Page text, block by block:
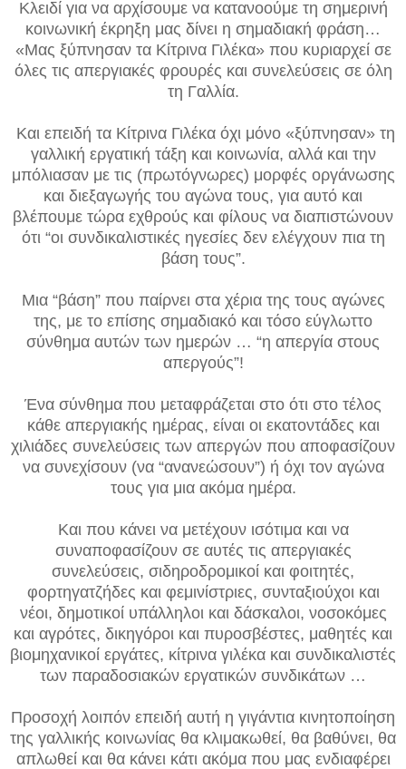
Κλειδί για να αρχίσουμε να κατανοούμε τη σημερινή
κοινωνική έκρηξη μας δίνει η σημαδιακή φράση…
«Μας ξύπνησαν τα Κίτρινα Γιλέκα» που κυριαρχεί σε
όλες τις απεργιακές φρουρές και συνελεύσεις σε όλη
τη Γαλλία.
Και επειδή τα Κίτρινα Γιλέκα όχι μόνο «ξύπνησαν» τη
γαλλική εργατική τάξη και κοινωνία, αλλά και την
μπόλιασαν με τις (πρωτόγνωρες) μορφές οργάνωσης
και διεξαγωγής του αγώνα τους, για αυτό και
βλέπουμε τώρα εχθρούς και φίλους να διαπιστώνουν
ότι “οι συνδικαλιστικές ηγεσίες δεν ελέγχουν πια τη
βάση τους”.
Μια “βάση” που παίρνει στα χέρια της τους αγώνες
της, με το επίσης σημαδιακό και τόσο εύγλωττο
σύνθημα αυτών των ημερών … “η απεργία στους
απεργούς”!
Ένα σύνθημα που μεταφράζεται στο ότι στο τέλος
κάθε απεργιακής ημέρας, είναι οι εκατοντάδες και
χιλιάδες συνελεύσεις των απεργών που αποφασίζουν
να συνεχίσουν (να “ανανεώσουν”) ή όχι τον αγώνα
τους για μια ακόμα ημέρα.
Και που κάνει να μετέχουν ισότιμα και να
συναποφασίζουν σε αυτές τις απεργιακές
συνελεύσεις, σιδηροδρομικοί και φοιτητές,
φορτηγατζήδες και φεμινίστριες, συνταξιούχοι και
νέοι, δημοτικοί υπάλληλοι και δάσκαλοι, νοσοκόμες
και αγρότες, δικηγόροι και πυροσβέστες, μαθητές και
βιομηχανικοί εργάτες, κίτρινα γιλέκα και συνδικαλιστές
των παραδοσιακών εργατικών συνδικάτων …
Προσοχή λοιπόν επειδή αυτή η γιγάντια κινητοποίηση
της γαλλικής κοινωνίας θα κλιμακωθεί, θα βαθύνει, θα
απλωθεί και θα κάνει κάτι ακόμα που μας ενδιαφέρει